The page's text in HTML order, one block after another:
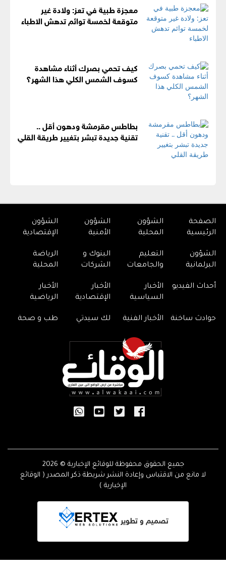
معجزة طبية في تعز: ولادة غير
متوقعة لخمسة توائم تدهش الاطباء
كيف تحمي بصرك أثناء مشاهدة
كسوف الشمس الكلي هذا الشهر؟
بطاطس مقرمشة ودهون أقل ..
تقنية جديدة تبشر بتغيير طريقة القلي
الصفحة
الرئيسية
الشؤون
المحلية
الشؤون
الأمنية
الشؤون
الإقتصادية
الشؤون
البرلمانية
التعليم
والجامعات
البنوك و
الشركات
الرياضة
المحلية
أحداث الفيديو
الأخبار
السياسية
الأخبار
الإقتصادية
الأخبار
الرياضية
حوادث ساخنة الأخبار الفنية لك سيدتي طب و صحة
جميع الحقوق محفوظة للوقائع الإخبارية © 2026
لا مانع من الاقتباس وإعادة النشر شريطة ذكر المصدر ( الوقائع
الإخبارية )
تصميم و تطوير